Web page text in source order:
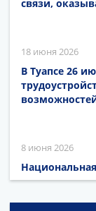
связи,
18 июня 2026
В Туапсе 26
8 июня 2026